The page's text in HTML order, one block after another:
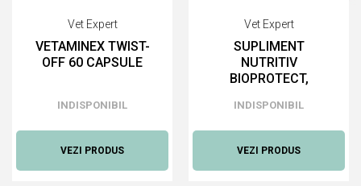
Vet Expert
VETAMINEX TWIST-
OFF 60 CAPSULE
INDISPONIBIL
VEZI PRODUS
Vet Expert
SUPLIMENT
NUTRITIV
BIOPROTECT,
INDISPONIBIL
VEZI PRODUS